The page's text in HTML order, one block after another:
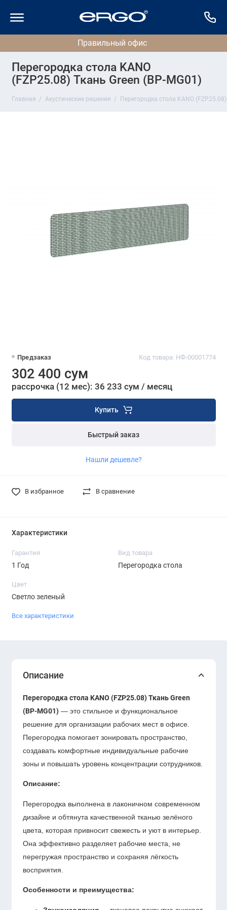
Перегородка стола KANO
(FZP25.08) Ткань Green (BP-MG01)
Главная Акустические решения Перегородка стола KANO
Предзаказ Код товара: НФ-00001774
302 400 сум
рассрочка (12 мес): 36 233 сум / месяц
Купить
Быстрый заказ
Нашли дешевле?
В избранное В сравнение
Характеристики
Гарантия
1 Год
Вид товара
Перегородка стола
Цвет
Светло зеленый
Все характеристики
Описание
Перегородка стола KANO (FZP25.08) Ткань Green
(BP-MG01) — это стильное и функциональное
решение для организации рабочих мест в офисе.
Перегородка помогает зонировать пространство,
создавать комфортные индивидуальные рабочие
зоны и повышать уровень концентрации сотрудников.
Описание:
Перегородка выполнена в лаконичном современном
дизайне и обтянута качественной тканью зелёного
цвета, которая привносит свежесть и уют в интерьер.
Она эффективно разделяет рабочие места, не
перегружая пространство и сохраняя лёгкость
восприятия.
Особенности и преимущества: